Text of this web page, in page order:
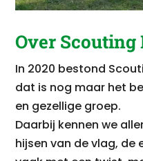
Over
In 2020 bestond
dat is nog maar het
en gezellige groep.
Daarbij kennen we
hijsen van de vlag,